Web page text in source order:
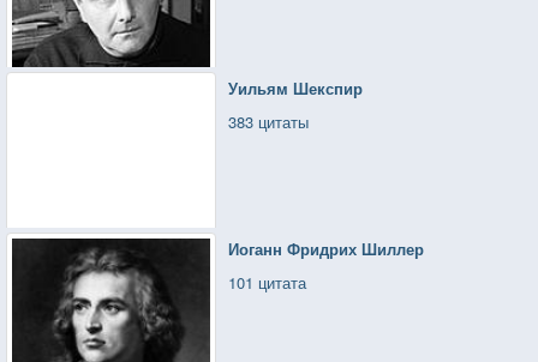
Уильям Шекспир
383 цитаты
Иоганн Фридрих Шиллер
101 цитата